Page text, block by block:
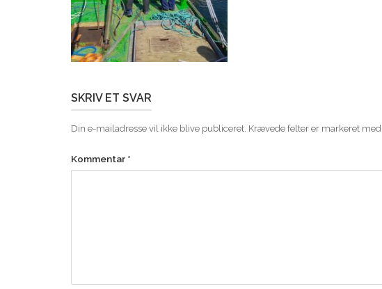
SKRIV ET SVAR
Din e-mailadresse vil ikke blive publiceret. Krævede felter er markeret med
Kommentar *